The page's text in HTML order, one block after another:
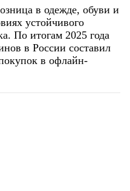
в одежде, обуви и
устойчивого
По итогам 2025 года
в России составил
в офлайн-